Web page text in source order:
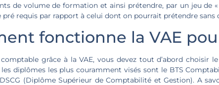
de volume de formation et ainsi prétendre, par un jeu
pré requis par rapport à celui dont on pourrait prétendre sans
fonctionne la VAE
grâce à la VAE, vous devez tout d’abord choisir
diplômes les plus couramment visés sont le BTS
(Diplôme Supérieur de Comptabilité et Gestion). A